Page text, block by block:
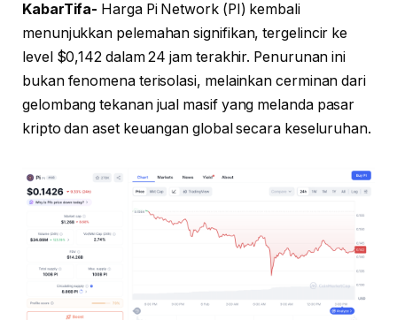
KabarTifa- Harga Pi Network (PI) kembali
menunjukkan pelemahan signifikan, tergelincir ke
level $0,142 dalam 24 jam terakhir. Penurunan ini
bukan fenomena terisolasi, melainkan cerminan dari
gelombang tekanan jual masif yang melanda pasar
kripto dan aset keuangan global secara keseluruhan.